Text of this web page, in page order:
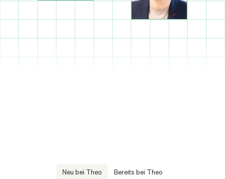
Neu bei Theo Bereits bei Theo